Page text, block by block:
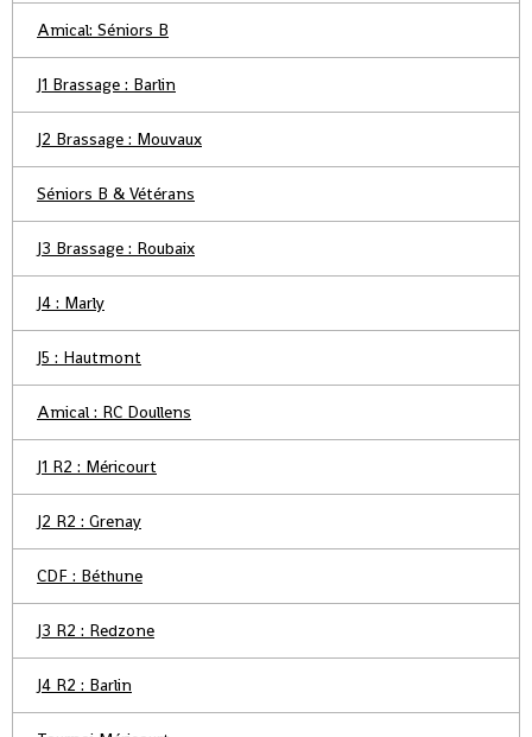
Amical: Séniors B
J1 Brassage : Barlin
J2 Brassage : Mouvaux
Séniors B & Vétérans
J3 Brassage : Roubaix
J4 : Marly
J5 : Hautmont
Amical : RC Doullens
J1 R2 : Méricourt
J2 R2 : Grenay
CDF : Béthune
J3 R2 : Redzone
J4 R2 : Barlin